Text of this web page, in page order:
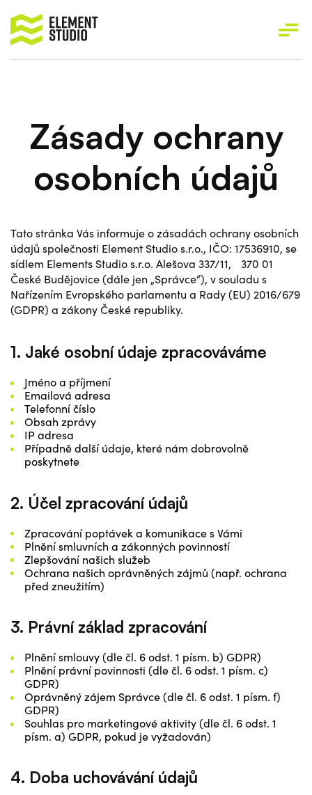
Zásady ochrany
osobních údajů
Tato stránka Vás informuje o zásadách ochrany osobních
údajů společnosti Element Studio s.r.o., IČO: 17536910, se
sídlem Elements Studio s.r.o. Alešova 337/11, 370 01
České Budějovice (dále jen „Správce“), v souladu s
Nařízením Evropského parlamentu a Rady (EU) 2016/679
(GDPR) a zákony České republiky.
1. Jaké osobní údaje zpracováváme
Jméno a příjmení
Emailová adresa
Telefonní číslo
Obsah zprávy
IP adresa
Případně další údaje, které nám dobrovolně
poskytnete
2. Účel zpracování údajů
Zpracování poptávek a komunikace s Vámi
Plnění smluvních a zákonných povinností
Zlepšování našich služeb
Ochrana našich oprávněných zájmů (např. ochrana
před zneužitím)
3. Právní základ zpracování
Plnění smlouvy (dle čl. 6 odst. 1 písm. b) GDPR)
Plnění právní povinnosti (dle čl. 6 odst. 1 písm. c)
GDPR)
Oprávněný zájem Správce (dle čl. 6 odst. 1 písm. f)
GDPR)
Souhlas pro marketingové aktivity (dle čl. 6 odst. 1
písm. a) GDPR, pokud je vyžadován)
4. Doba uchovávání údajů